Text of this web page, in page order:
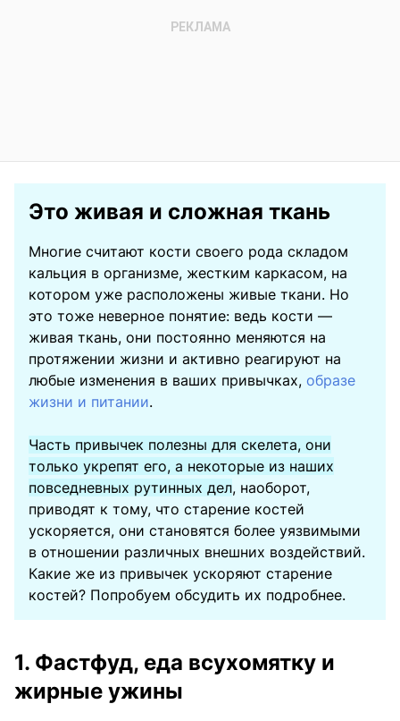
Это живая и сложная ткань
Многие считают кости своего рода складом
кальция в организме, жестким каркасом, на
котором уже расположены живые ткани. Но
это тоже неверное понятие: ведь кости —
живая ткань, они постоянно меняются на
протяжении жизни и активно реагируют на
любые изменения в ваших привычках, образе
жизни и питании.
Часть привычек полезны для скелета, они
только укрепят его, а некоторые из наших
повседневных рутинных дел, наоборот,
приводят к тому, что старение костей
ускоряется, они становятся более уязвимыми
в отношении различных внешних воздействий.
Какие же из привычек ускоряют старение
костей? Попробуем обсудить их подробнее.
1. Фастфуд, еда всухомятку и
жирные ужины